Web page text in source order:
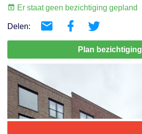
Er staat geen bezichtiging gepland
Delen:
Plan bezichtiging